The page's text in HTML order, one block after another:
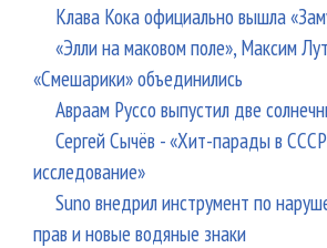
Клава Кока официально вышла
«Элли на маковом поле», Максим
«Смешарики» объединились
Авраам Руссо выпустил две
Сергей Сычёв - «Хит-парады в
исследование»
Suno внедрил инструмент по
прав и новые водяные знаки